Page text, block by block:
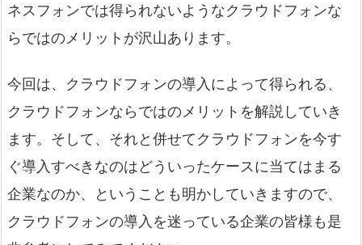
ネスフォンでは得られないようなクラウドフォンな
らではのメリットが沢山あります。
今回は、クラウドフォンの導入によって得られる、
クラウドフォンならではのメリットを解説していき
ます。そして、それと併せてクラウドフォンを今す
ぐ導入すべきなのはどういったケースに当てはまる
企業なのか、ということも明かしていきますので、
クラウドフォンの導入を迷っている企業の皆様も是